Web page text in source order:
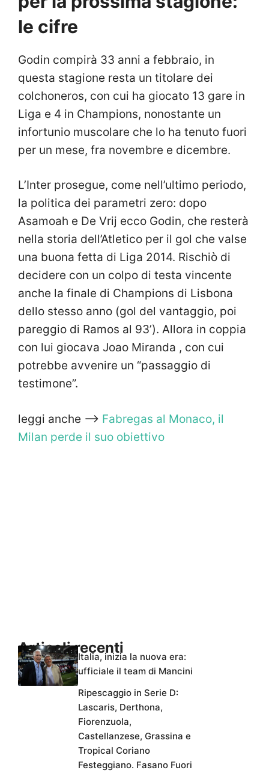
le cifre
Godin compirà 33 anni a febbraio, in
questa stagione resta un titolare dei
colchoneros, con cui ha giocato 13 gare in
Liga e 4 in Champions, nonostante un
infortunio muscolare che lo ha tenuto fuori
per un mese, fra novembre e dicembre.
L’Inter prosegue, come nell’ultimo periodo,
la politica dei parametri zero: dopo
Asamoah e De Vrij ecco Godin, che resterà
nella storia dell’Atletico per il gol che valse
una buona fetta di Liga 2014. Rischiò di
decidere con un colpo di testa vincente
anche la finale di Champions di Lisbona
dello stesso anno (gol del vantaggio, poi
pareggio di Ramos al 93’). Allora in coppia
con lui giocava Joao Miranda , con cui
potrebbe avvenire un “passaggio di
testimone”.
leggi anche —> Fabregas al Monaco, il
Milan perde il suo obiettivo
Articoli recenti
Italia, inizia la nuova era:
ufficiale il team di Mancini
Ripescaggio in Serie D:
Lascaris, Derthona,
Fiorenzuola,
Castellanzese, Grassina e
Tropical Coriano
Festeggiano. Fasano Fuori